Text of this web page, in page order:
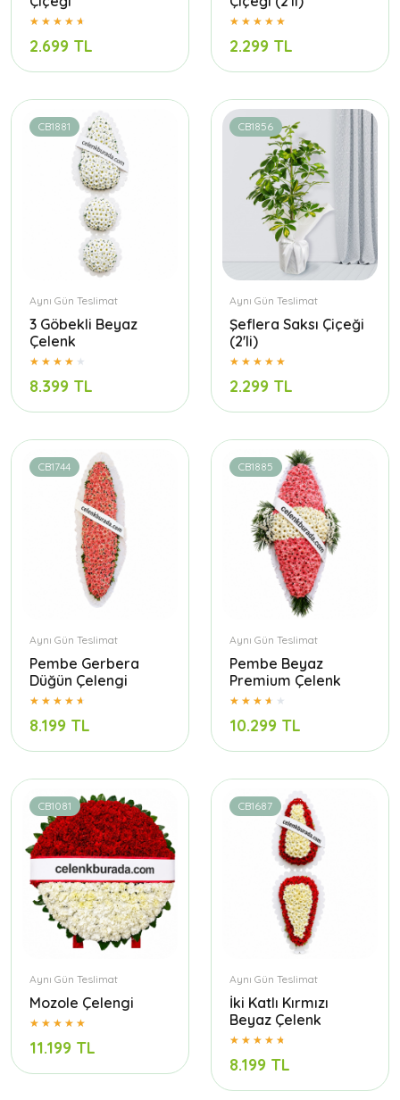
2.699 TL 2.299 TL
CB1881
Aynı Gün Teslimat
3 Göbekli Beyaz
Çelenk
8.399 TL
CB1856
Aynı Gün Teslimat
Şeflera Saksı Çiçeği
(2'li)
2.299 TL
CB1744
Aynı Gün Teslimat
Pembe Gerbera
Düğün Çelengi
8.199 TL
CB1885
Aynı Gün Teslimat
Pembe Beyaz
Premium Çelenk
10.299 TL
CB1081
Aynı Gün Teslimat
Mozole Çelengi
11.199 TL
CB1687
Aynı Gün Teslimat
İki Katlı Kırmızı
Beyaz Çelenk
8.199 TL